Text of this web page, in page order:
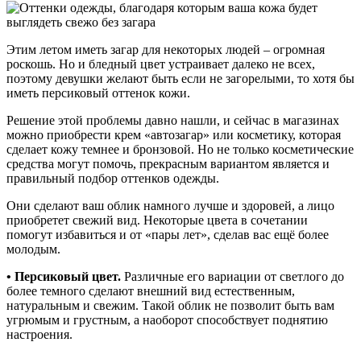
Этим летом иметь загар для некоторых людей – огромная
роскошь. Но и бледный цвет устраивает далеко не всех,
поэтому девушки желают быть если не загорелыми, то хотя бы
иметь персиковый оттенок кожи.
Решение этой проблемы давно нашли, и сейчас в магазинах
можно приобрести крем «автозагар» или косметику, которая
сделает кожу темнее и бронзовой. Но не только косметические
средства могут помочь, прекрасным вариантом является и
правильный подбор оттенков одежды.
Они сделают ваш облик намного лучше и здоровей, а лицо
приобретет свежий вид. Некоторые цвета в сочетании
помогут избавиться и от «пары лет», сделав вас ещё более
молодым.
• Персиковый цвет. Различные его вариации от светлого до
более темного сделают внешний вид естественным,
натуральным и свежим. Такой облик не позволит быть вам
угрюмым и грустным, а наоборот способствует поднятию
настроения.